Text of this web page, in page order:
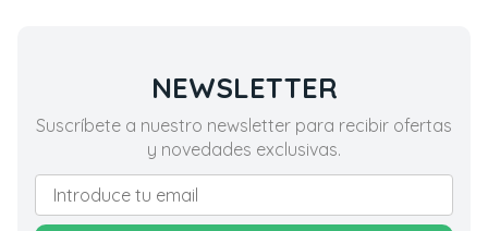
NEWSLETTER
Suscríbete a nuestro newsletter para recibir ofertas
y novedades exclusivas.